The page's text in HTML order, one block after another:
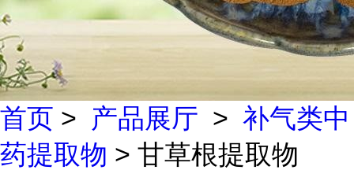
首页 > 产品展厅 > 补气类中
药提取物 > 甘草根提取物